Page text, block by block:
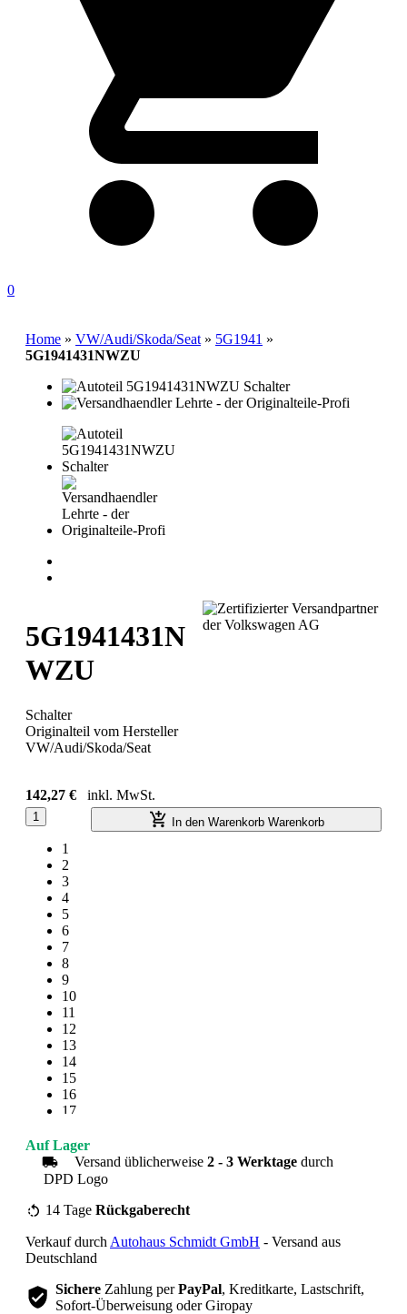
0
Home » VW/Audi/Skoda/Seat » 5G1941 »
5G1941431NWZU
5G1941431N
WZU
Schalter
Originalteil vom Hersteller
VW/Audi/Skoda/Seat
142,27 € inkl. MwSt.
1
1
2
3
4
5
6
7
8
9
10
11
12
13
14
15
16
17
19
20
21
23
25
In den Warenkorb Warenkorb
Auf Lager
Versand üblicherweise 2 - 3 Werktage durch
14 Tage Rückgaberecht
Verkauf durch Autohaus Schmidt GmbH - Versand aus
Deutschland
Sichere Zahlung perPayPal, Kreditkarte, Lastschrift,
Sofort-Überweisung oder Giropay